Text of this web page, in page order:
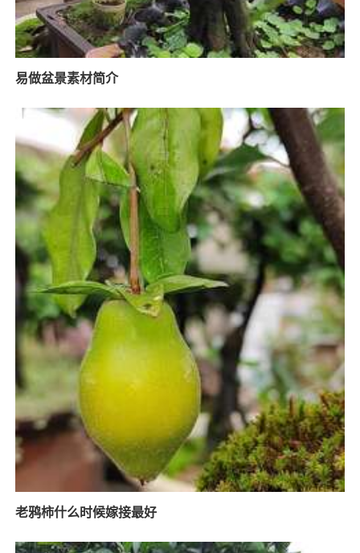
易做盆景素材简介
老鸦柿什么时候嫁接最好